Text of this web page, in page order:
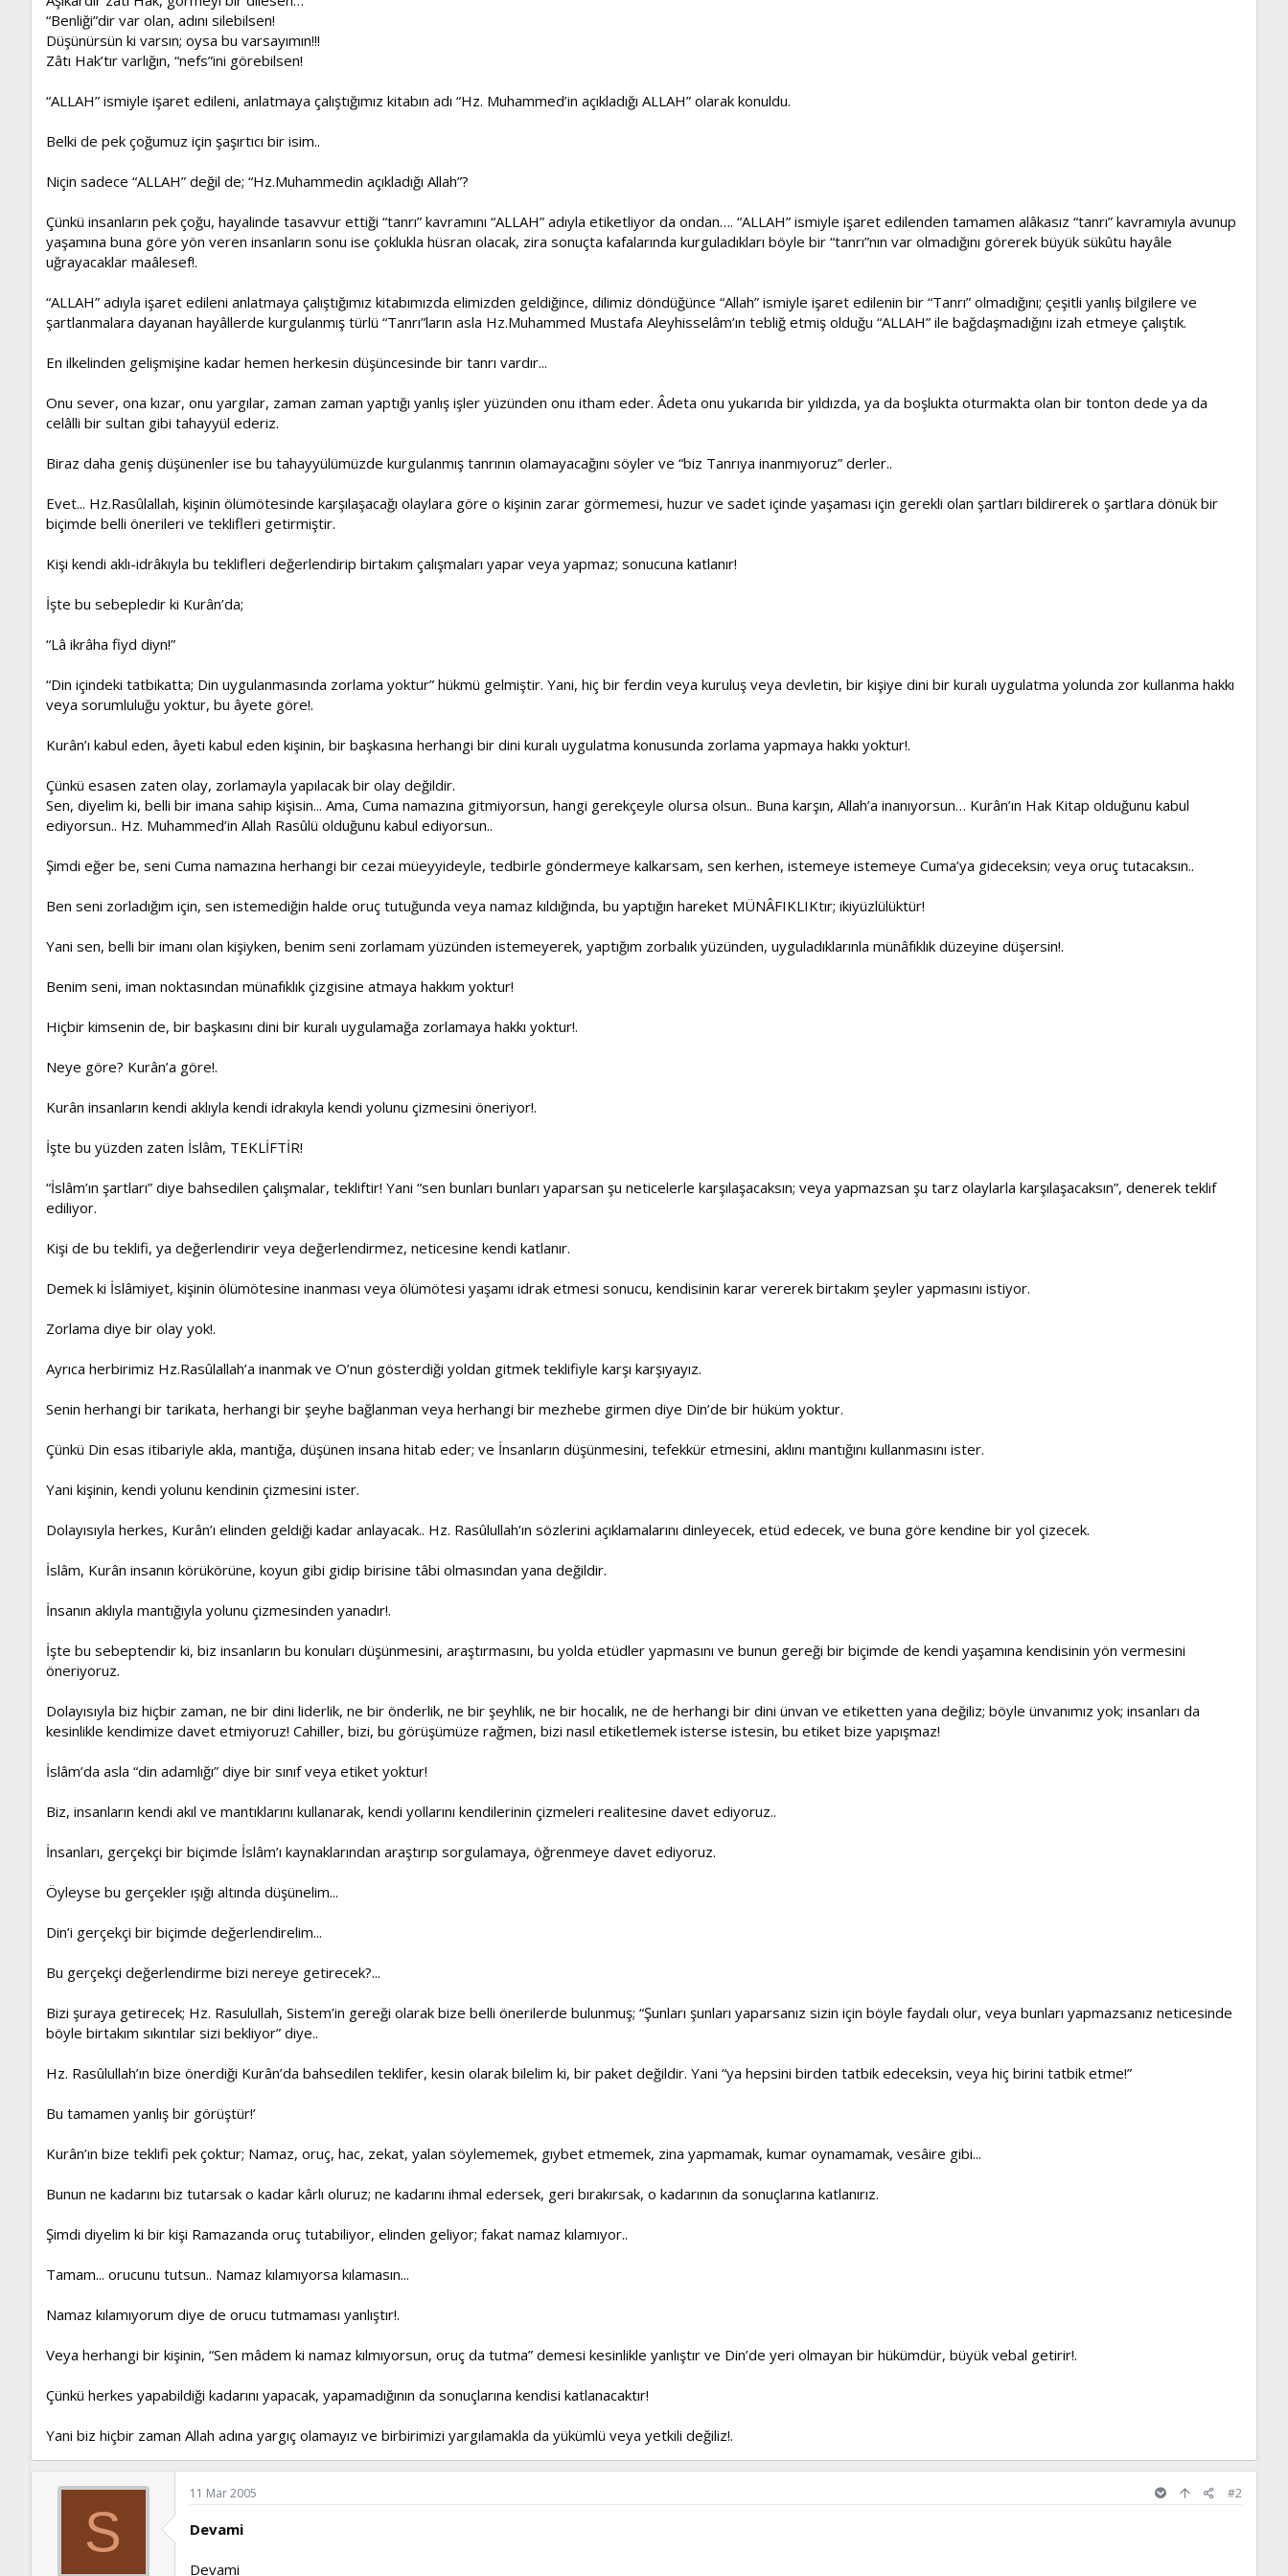
“Benliği”dir var olan, adını silebilsen!
Düşünürsün ki varsın; oysa bu varsayımın!!!
Zâtı Hak’tır varlığın, “nefs”ini görebilsen!
“ALLAH” ismiyle işaret edileni, anlatmaya çalıştığımız kitabın adı “Hz. Muhammed’in açıkladığı ALLAH” olarak konuldu.
Belki de pek çoğumuz için şaşırtıcı bir isim..
Niçin sadece “ALLAH” değil de; “Hz.Muhammedin açıkladığı Allah”?
Çünkü insanların pek çoğu, hayalinde tasavvur ettiği “tanrı” kavramını “ALLAH” adıyla etiketliyor da ondan…. “ALLAH” ismiyle işaret edilenden tamamen alâkasız “tanrı” kavramıyla avunup
yaşamına buna göre yön veren insanların sonu ise çoklukla hüsran olacak, zira sonuçta kafalarında kurguladıkları böyle bir “tanrı”nın var olmadığını görerek büyük sükûtu hayâle
uğrayacaklar maâlesef!.
“ALLAH” adıyla işaret edileni anlatmaya çalıştığımız kitabımızda elimizden geldiğince, dilimiz döndüğünce “Allah” ismiyle işaret edilenin bir “Tanrı” olmadığını; çeşitli yanlış bilgilere ve
şartlanmalara dayanan hayâllerde kurgulanmış türlü “Tanrı”ların asla Hz.Muhammed Mustafa Aleyhisselâm’ın tebliğ etmiş olduğu “ALLAH” ile bağdaşmadığını izah etmeye çalıştık.
En ilkelinden gelişmişine kadar hemen herkesin düşüncesinde bir tanrı vardır...
Onu sever, ona kızar, onu yargılar, zaman zaman yaptığı yanlış işler yüzünden onu itham eder. Âdeta onu yukarıda bir yıldızda, ya da boşlukta oturmakta olan bir tonton dede ya da
celâlli bir sultan gibi tahayyül ederiz.
Biraz daha geniş düşünenler ise bu tahayyülümüzde kurgulanmış tanrının olamayacağını söyler ve “biz Tanrıya inanmıyoruz” derler..
Evet... Hz.Rasûlallah, kişinin ölümötesinde karşılaşacağı olaylara göre o kişinin zarar görmemesi, huzur ve sadet içinde yaşaması için gerekli olan şartları bildirerek o şartlara dönük bir
biçimde belli önerileri ve teklifleri getirmiştir.
Kişi kendi aklı-idrâkıyla bu teklifleri değerlendirip birtakım çalışmaları yapar veya yapmaz; sonucuna katlanır!
İşte bu sebepledir ki Kurân’da;
“Lâ ikrâha fiyd diyn!”
“Din içindeki tatbikatta; Din uygulanmasında zorlama yoktur” hükmü gelmiştir. Yani, hiç bir ferdin veya kuruluş veya devletin, bir kişiye dini bir kuralı uygulatma yolunda zor kullanma hakkı
veya sorumluluğu yoktur, bu âyete göre!.
Kurân’ı kabul eden, âyeti kabul eden kişinin, bir başkasına herhangi bir dini kuralı uygulatma konusunda zorlama yapmaya hakkı yoktur!.
Çünkü esasen zaten olay, zorlamayla yapılacak bir olay değildir.
Sen, diyelim ki, belli bir imana sahip kişisin... Ama, Cuma namazına gitmiyorsun, hangi gerekçeyle olursa olsun.. Buna karşın, Allah’a inanıyorsun… Kurân’ın Hak Kitap olduğunu kabul
ediyorsun.. Hz. Muhammed’in Allah Rasûlü olduğunu kabul ediyorsun..
Şimdi eğer be, seni Cuma namazına herhangi bir cezai müeyyideyle, tedbirle göndermeye kalkarsam, sen kerhen, istemeye istemeye Cuma’ya gideceksin; veya oruç tutacaksın..
Ben seni zorladığım için, sen istemediğin halde oruç tutuğunda veya namaz kıldığında, bu yaptığın hareket MÜNÂFIKLIKtır; ikiyüzlülüktür!
Yani sen, belli bir imanı olan kişiyken, benim seni zorlamam yüzünden istemeyerek, yaptığım zorbalık yüzünden, uyguladıklarınla münâfıklık düzeyine düşersin!.
Benim seni, iman noktasından münafıklık çizgisine atmaya hakkım yoktur!
Hiçbir kimsenin de, bir başkasını dini bir kuralı uygulamağa zorlamaya hakkı yoktur!.
Neye göre? Kurân’a göre!.
Kurân insanların kendi aklıyla kendi idrakıyla kendi yolunu çizmesini öneriyor!.
İşte bu yüzden zaten İslâm, TEKLİFTİR!
“İslâm’ın şartları” diye bahsedilen çalışmalar, tekliftir! Yani “sen bunları bunları yaparsan şu neticelerle karşılaşacaksın; veya yapmazsan şu tarz olaylarla karşılaşacaksın”, denerek teklif
ediliyor.
Kişi de bu teklifi, ya değerlendirir veya değerlendirmez, neticesine kendi katlanır.
Demek ki İslâmiyet, kişinin ölümötesine inanması veya ölümötesi yaşamı idrak etmesi sonucu, kendisinin karar vererek birtakım şeyler yapmasını istiyor.
Zorlama diye bir olay yok!.
Ayrıca herbirimiz Hz.Rasûlallah’a inanmak ve O’nun gösterdiği yoldan gitmek teklifiyle karşı karşıyayız.
Senin herhangi bir tarikata, herhangi bir şeyhe bağlanman veya herhangi bir mezhebe girmen diye Din’de bir hüküm yoktur.
Çünkü Din esas itibariyle akla, mantığa, düşünen insana hitab eder; ve İnsanların düşünmesini, tefekkür etmesini, aklını mantığını kullanmasını ister.
Yani kişinin, kendi yolunu kendinin çizmesini ister.
Dolayısıyla herkes, Kurân’ı elinden geldiği kadar anlayacak.. Hz. Rasûlullah’ın sözlerini açıklamalarını dinleyecek, etüd edecek, ve buna göre kendine bir yol çizecek.
İslâm, Kurân insanın körükörüne, koyun gibi gidip birisine tâbi olmasından yana değildir.
İnsanın aklıyla mantığıyla yolunu çizmesinden yanadır!.
İşte bu sebeptendir ki, biz insanların bu konuları düşünmesini, araştırmasını, bu yolda etüdler yapmasını ve bunun gereği bir biçimde de kendi yaşamına kendisinin yön vermesini
öneriyoruz.
Dolayısıyla biz hiçbir zaman, ne bir dini liderlik, ne bir önderlik, ne bir şeyhlik, ne bir hocalık, ne de herhangi bir dini ünvan ve etiketten yana değiliz; böyle ünvanımız yok; insanları da
kesinlikle kendimize davet etmiyoruz! Cahiller, bizi, bu görüşümüze rağmen, bizi nasıl etiketlemek isterse istesin, bu etiket bize yapışmaz!
İslâm’da asla “din adamlığı” diye bir sınıf veya etiket yoktur!
Biz, insanların kendi akıl ve mantıklarını kullanarak, kendi yollarını kendilerinin çizmeleri realitesine davet ediyoruz..
İnsanları, gerçekçi bir biçimde İslâm’ı kaynaklarından araştırıp sorgulamaya, öğrenmeye davet ediyoruz.
Öyleyse bu gerçekler ışığı altında düşünelim...
Din’i gerçekçi bir biçimde değerlendirelim...
Bu gerçekçi değerlendirme bizi nereye getirecek?...
Bizi şuraya getirecek; Hz. Rasulullah, Sistem’in gereği olarak bize belli önerilerde bulunmuş; “Şunları şunları yaparsanız sizin için böyle faydalı olur, veya bunları yapmazsanız neticesinde
böyle birtakım sıkıntılar sizi bekliyor” diye..
Hz. Rasûlullah’ın bize önerdiği Kurân’da bahsedilen teklifer, kesin olarak bilelim ki, bir paket değildir. Yani “ya hepsini birden tatbik edeceksin, veya hiç birini tatbik etme!”
Bu tamamen yanlış bir görüştür!’
Kurân’ın bize teklifi pek çoktur; Namaz, oruç, hac, zekat, yalan söylememek, gıybet etmemek, zina yapmamak, kumar oynamamak, vesâire gibi...
Bunun ne kadarını biz tutarsak o kadar kârlı oluruz; ne kadarını ihmal edersek, geri bırakırsak, o kadarının da sonuçlarına katlanırız.
Şimdi diyelim ki bir kişi Ramazanda oruç tutabiliyor, elinden geliyor; fakat namaz kılamıyor..
Tamam... orucunu tutsun.. Namaz kılamıyorsa kılamasın...
Namaz kılamıyorum diye de orucu tutmaması yanlıştır!.
Veya herhangi bir kişinin, “Sen mâdem ki namaz kılmıyorsun, oruç da tutma” demesi kesinlikle yanlıştır ve Din’de yeri olmayan bir hükümdür, büyük vebal getirir!.
Çünkü herkes yapabildiği kadarını yapacak, yapamadığının da sonuçlarına kendisi katlanacaktır!
Yani biz hiçbir zaman Allah adına yargıç olamayız ve birbirimizi yargılamakla da yükümlü veya yetkili değiliz!.
S
11 Mar 2005 #2
Devami
Devami